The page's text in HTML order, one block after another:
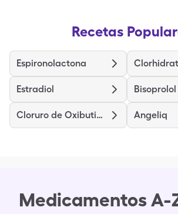
Recetas
Espironolactona
Estradiol
Cloruro de Oxibutinina de liberación prolongada Angeliq
Medicamentos A-